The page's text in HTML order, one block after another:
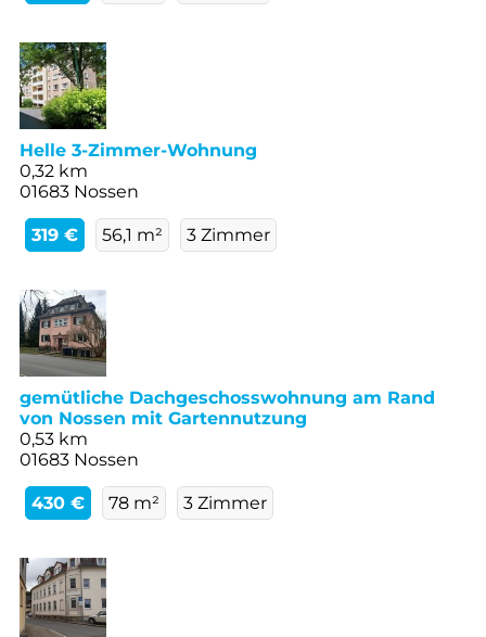
Helle 3-Zimmer-Wohnung
0,32 km
01683 Nossen
319 € 56,1 m² 3 Zimmer
gemütliche Dachgeschosswohnung am Rand
von Nossen mit Gartennutzung
0,53 km
01683 Nossen
430 € 78 m² 3 Zimmer